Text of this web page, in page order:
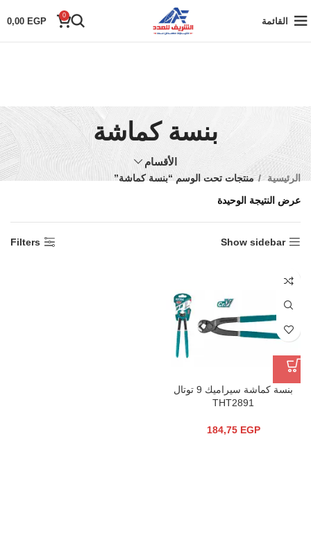
القائمة
0
0,00 EGP
بنسة كماشة
الأقسام
الرئيسية
منتجات تحت الوسم “بنسة كماشة”
عرض النتيجة الوحيدة
Show sidebar
Filters
بنسة كماشة سيراميك 9 توتال
THT2891
184,75 EGP